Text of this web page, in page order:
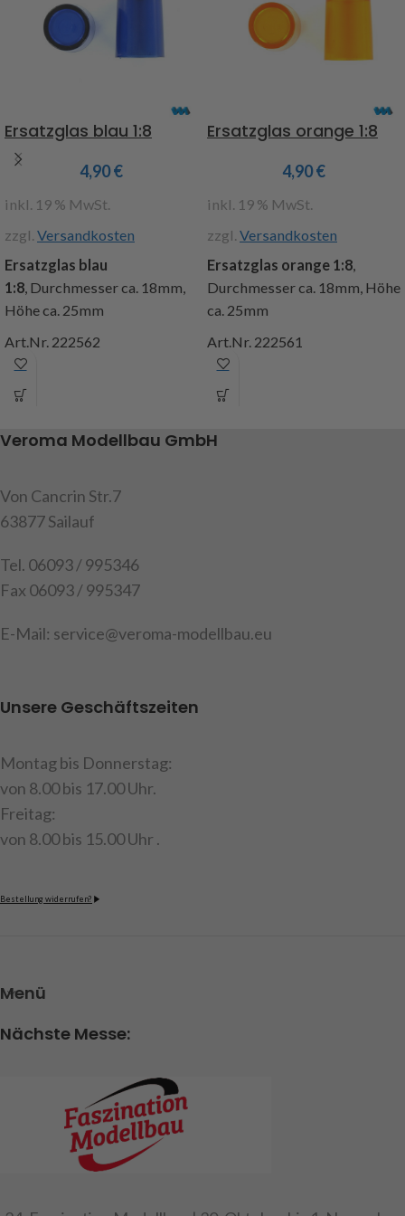
abgespeichert werden und
über die Fernsteuerung
Betriebsspannung 4,8-6Volt
(BEC), der Baustein verfügt
über eine Klemmleiste mit
vier Ausgängen, geeignet für
Glühlampen mit max. 100mA
35x23x13mm. Inhalt: 1x
Baustein aufgebaut und
geprüft, 1x Servokabel
Graupner J/R, Anschlussplan
Art.Nr. 191521
Achtung!
Ersatzglas blau 1:8
4,90€
inkl. 19 % MwSt.
zzgl. Versandkosten
Ersatzglas blau
1:8, Durchmesser ca. 18mm,
Höhe ca. 25mm
Art.Nr. 222562
Ersatzglas orange 1:8
4,90€
inkl. 19 % MwSt.
zzgl. Versandkosten
Ersatzglas orange 1:8,
Durchmesser ca. 18mm, Höhe
ca. 25mm
Art.Nr. 222561
Veroma Modellbau GmbH
Von Cancrin Str.7
63877 Sailauf
Tel. 06093 / 995346
Fax 06093 / 995347
E-Mail: service@veroma-modellbau.eu
Unsere Geschäftszeiten
Montag bis Donnerstag:
von 8.00 bis 17.00 Uhr.
Freitag:
von 8.00 bis 15.00 Uhr .
Bestellung widerrufen?
Menü
Nächste Messe: